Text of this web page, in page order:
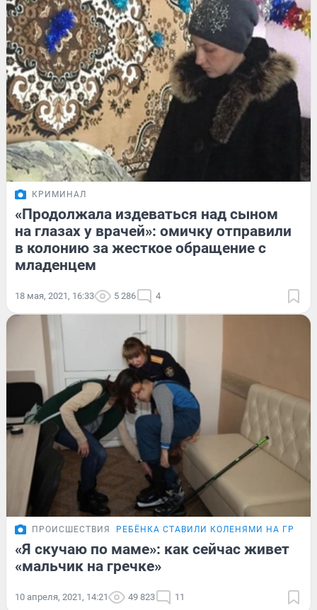
КРИМИНАЛ
«Продолжала издеваться над сыном
на глазах у врачей»: омичку отправили
в колонию за жесткое обращение с
младенцем
18 мая, 2021, 16:33 5 286 4
ПРОИСШЕСТВИЯ РЕБЁНКА СТАВИЛИ КОЛЕНЯМИ НА
«Я скучаю по маме»: как сейчас живет
«мальчик на гречке»
10 апреля, 2021, 14:21 49 823 11